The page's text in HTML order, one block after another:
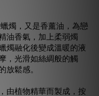
燭，又是香薰油，為戀
油香氣，加上柔弱燭
燭融化後變成溫暖的液
，光滑如絲綢般的觸
放鬆感。
由植物精華而製成，按